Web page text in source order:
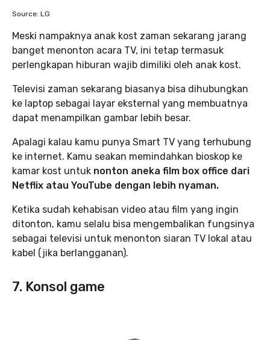
Source: LG
Meski nampaknya anak kost zaman sekarang jarang
banget menonton acara TV, ini tetap termasuk
perlengkapan hiburan wajib dimiliki oleh anak kost.
Televisi zaman sekarang biasanya bisa dihubungkan
ke laptop sebagai layar eksternal yang membuatnya
dapat menampilkan gambar lebih besar.
Apalagi kalau kamu punya Smart TV yang terhubung
ke internet. Kamu seakan memindahkan bioskop ke
kamar kost untuk nonton aneka film box office dari
Netflix atau YouTube dengan lebih nyaman.
Ketika sudah kehabisan video atau film yang ingin
ditonton, kamu selalu bisa mengembalikan fungsinya
sebagai televisi untuk menonton siaran TV lokal atau
kabel (jika berlangganan).
7. Konsol game